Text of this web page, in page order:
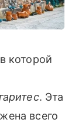
которой
. Эта
всего